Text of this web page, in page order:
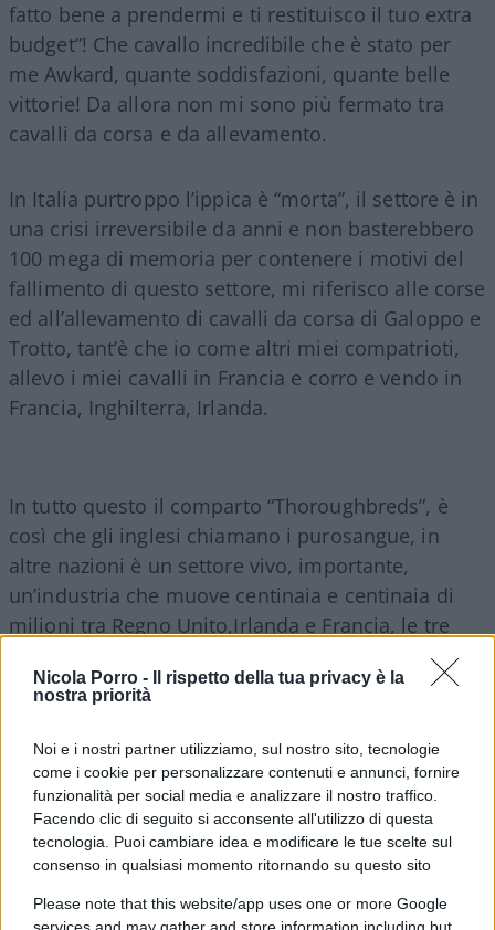
Nicola Porro -
Il rispetto della tua privacy è la
nostra priorità
Noi e i nostri partner utilizziamo, sul nostro sito, tecnologie
come i cookie per personalizzare contenuti e annunci, fornire
funzionalità per social media e analizzare il nostro traffico.
Facendo clic di seguito si acconsente all'utilizzo di questa
tecnologia. Puoi cambiare idea e modificare le tue scelte sul
consenso in qualsiasi momento ritornando su questo sito
Please note that this website/app uses one or more Google
services and may gather and store information including but
fatto bene a prendermi e ti restituisco il tuo extra
budget”! Che cavallo incredibile che è stato per
me Awkard, quante soddisfazioni, quante belle
vittorie! Da allora non mi sono più fermato tra
cavalli da corsa e da allevamento.
In Italia purtroppo l’ippica è “morta”, il settore è in
una crisi irreversibile da anni e non basterebbero
100 mega di memoria per contenere i motivi del
fallimento di questo settore, mi riferisco alle corse
ed all’allevamento di cavalli da corsa di Galoppo e
Trotto, tant’è che io come altri miei compatrioti,
allevo i miei cavalli in Francia e corro e vendo in
Francia, Inghilterra, Irlanda.
In tutto questo il comparto “Thoroughbreds”, è
così che gli inglesi chiamano i purosangue, in
altre nazioni è un settore vivo, importante,
un’industria che muove centinaia e centinaia di
milioni tra Regno Unito,Irlanda e Francia, le tre
dagli stalloni, maschi da riproduzione, dai cavalli
che nascono e che vengono venduti o quando
hanno 6 mesi oppure all’età di un anno e mezzo,
vengono domati ed inizia il loro percorso da atleti,
risiedono in centri di allenamento, dove vengono
presi in carica dagli allenatori, ogni mattina